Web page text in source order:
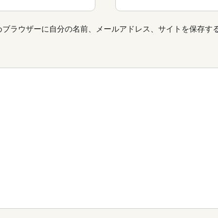
ラウザーに自分の名前、メールアドレス、サイトを保存す